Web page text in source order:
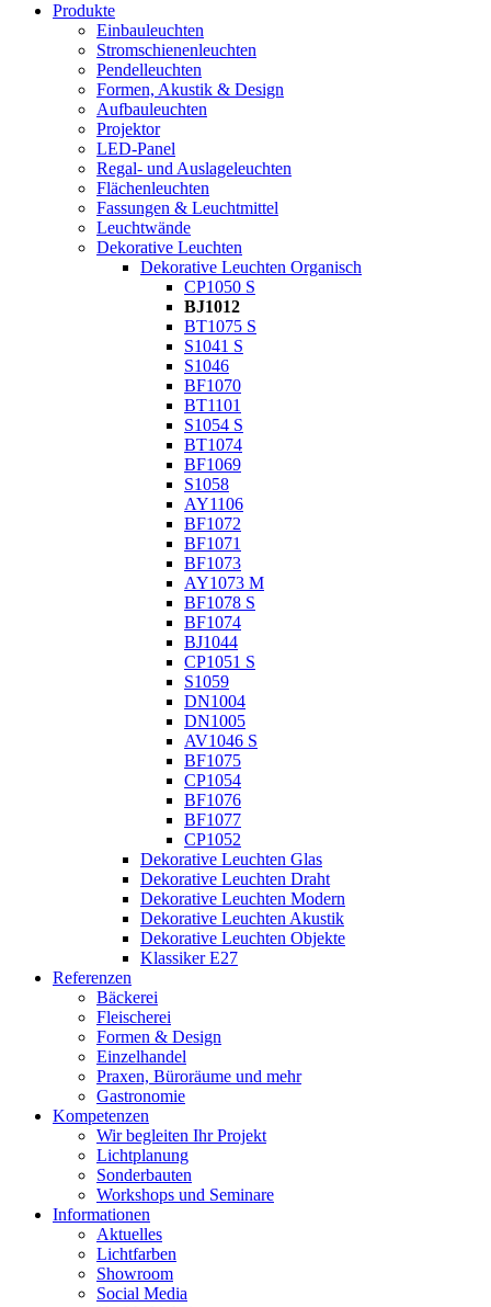
Produkte
Einbauleuchten
Stromschienenleuchten
Pendelleuchten
Formen, Akustik & Design
Aufbauleuchten
Projektor
LED-Panel
Regal- und Auslageleuchten
Flächenleuchten
Fassungen & Leuchtmittel
Leuchtwände
Dekorative Leuchten
Dekorative Leuchten Organisch
CP1050 S
BJ1012
BT1075 S
S1041 S
S1046
BF1070
BT1101
S1054 S
BT1074
BF1069
S1058
AY1106
BF1072
BF1071
BF1073
AY1073 M
BF1078 S
BF1074
BJ1044
CP1051 S
S1059
DN1004
DN1005
AV1046 S
BF1075
CP1054
BF1076
BF1077
CP1052
Dekorative Leuchten Glas
Dekorative Leuchten Draht
Dekorative Leuchten Modern
Dekorative Leuchten Akustik
Dekorative Leuchten Objekte
Klassiker E27
Referenzen
Bäckerei
Fleischerei
Formen & Design
Einzelhandel
Praxen, Büroräume und mehr
Gastronomie
Kompetenzen
Wir begleiten Ihr Projekt
Lichtplanung
Sonderbauten
Workshops und Seminare
Informationen
Aktuelles
Lichtfarben
Showroom
Social Media